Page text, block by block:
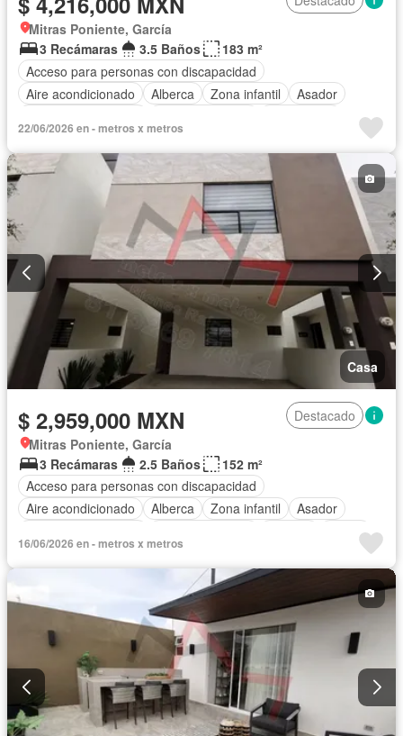
Mitras Poniente, García
3 Recámaras
3.5 Baños
183 m²
Acceso para personas con discapacidad
Aire acondicionado
Alberca Zona infantil
Asador
Internet
Jardín Azotea
Televisión por cable
Terraza
Vista panorámica
22/06/2026 en - metros x metros
Casa
$ 2,959,000 MXN
Destacado
Mitras Poniente, García
3 Recámaras
2.5 Baños
152 m²
Acceso para personas con discapacidad
Aire acondicionado
Alberca Zona infantil
Asador
Jardín
Seguridad
Televisión por cable
16/06/2026 en - metros x metros